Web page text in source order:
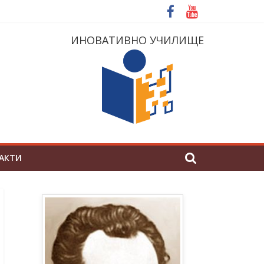
ИНОВАТИВНО УЧИЛИЩЕ